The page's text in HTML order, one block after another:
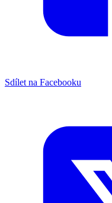
Sdílet na Facebooku